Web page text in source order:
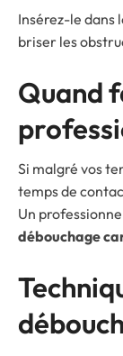
Insérez-le dans
briser les
Quand
Si malgré vos
temps de
Un
débouchage